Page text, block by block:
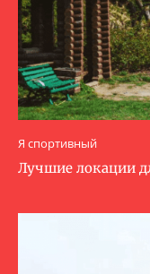
Я спортивный
Лучшие локации